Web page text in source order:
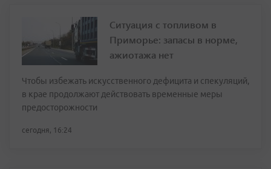
Ситуация с топливом в
Приморье: запасы в норме,
ажиотажа нет
Чтобы избежать искусственного дефицита и спекуляций,
в крае продолжают действовать временные меры
предосторожности
сегодня, 16:24